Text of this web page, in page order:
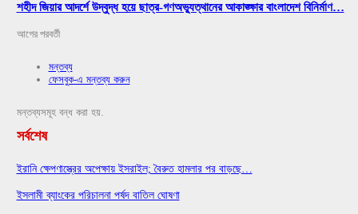
শহীদ জিয়ার আদর্শে উদ্বুদ্ধ হয়ে ছাত্র-গণঅভ্যুত্থানের আকাঙ্ক্ষার বাংলাদেশ বিনির্মাণ…
আগের পরবর্তী
মন্তব্য
ফেসবুক-এ মন্তব্য করুন
মন্তব্যসমূহ বন্ধ করা হয়.
সর্বশেষ
ইরানি ক্ষেপণাস্ত্রের অপেক্ষায় ইসরাইল; বৈরুত হামলার পর বাড়ছে…
ইসলামী ব্যাংকের পরিচালনা পর্ষদ বাতিল ঘোষণা